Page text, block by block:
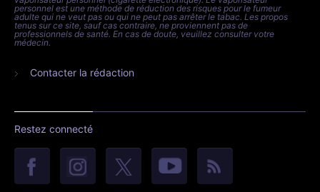
personnel est une méthode de réduction des risques pour le fumeur
adulte qui ne veut pas ou qui ne peut pas arrêter le tabac. Les propos
tenus sur ce site, sauf cas contraire, ne proviennent pas de
professionnels de santé. En cas de doute, veuillez consulter votre
médecin.
Contacter la rédaction
Restez connecté